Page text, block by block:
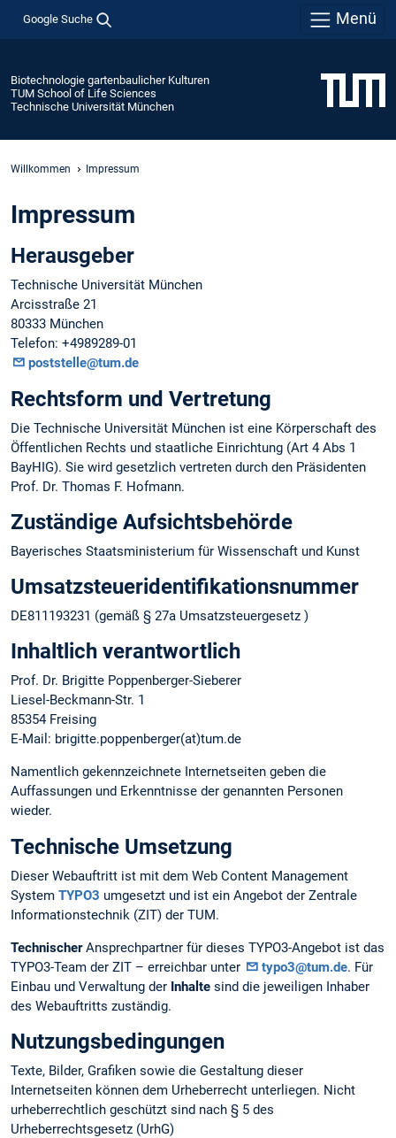
Google Suche Menü
Biotechnologie gartenbaulicher Kulturen
TUM School of Life Sciences
Technische Universität München
Willkommen Impressum
Impressum
Herausgeber
Technische Universität München
Arcisstraße 21
80333 München
Telefon: +4989289-01
poststelle@tum.de
Rechtsform und Vertretung
Die Technische Universität München ist eine Körperschaft des
Öffentlichen Rechts und staatliche Einrichtung (Art 4 Abs 1
BayHIG). Sie wird gesetzlich vertreten durch den Präsidenten
Prof. Dr. Thomas F. Hofmann.
Zuständige Aufsichtsbehörde
Bayerisches Staatsministerium für Wissenschaft und Kunst
Umsatzsteuer­identifikations­nummer
DE811193231 (gemäß § 27a Umsatzsteuergesetz )
Inhaltlich verantwortlich
Prof. Dr. Brigitte Poppenberger-Sieberer
Liesel-Beckmann-Str. 1
85354 Freising
E-Mail: brigitte.poppenberger(at)tum.de
Namentlich gekennzeichnete Internetseiten geben die
Auffassungen und Erkenntnisse der genannten Personen
wieder.
Technische Umsetzung
Dieser Webauftritt ist mit dem Web Content Management
System TYPO3 umgesetzt und ist ein Angebot der Zentrale
Informationstechnik (ZIT) der TUM.
TechnischerAnsprechpartner für dieses TYPO3-Angebot ist das
TYPO3-Team der ZIT – erreichbar unter
typo3@tum.de. Für
Einbau und Verwaltung der Inhalte sind die jeweiligen Inhaber
des Webauftritts zuständig.
Nutzungsbedingungen
Texte, Bilder, Grafiken sowie die Gestaltung dieser
Internetseiten können dem Urheberrecht unterliegen. Nicht
urheberrechtlich geschützt sind nach § 5 des
Urheberrechtsgesetz (UrhG)